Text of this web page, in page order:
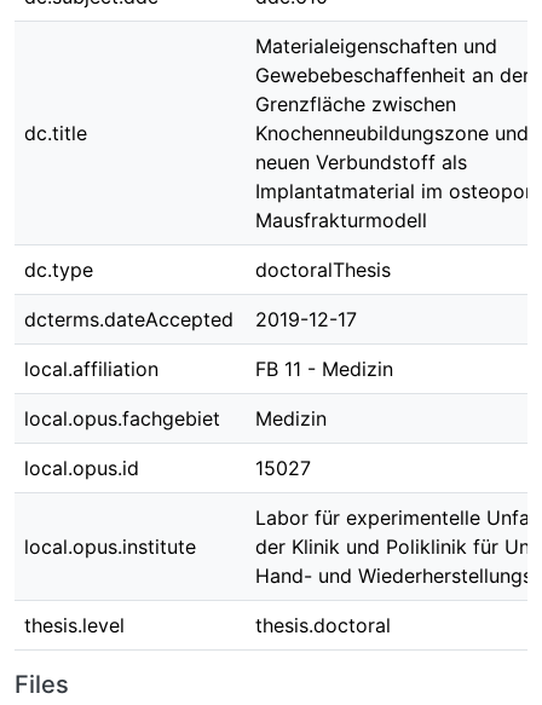
dc.title
Materialeigenschaften und
Gewebebeschaffenheit an der
Grenzfläche zwischen
Knochenneubildungszone und
neuen Verbundstoff als
Implantatmaterial im
Mausfrakturmodell
dc.type doctoralThesis
dcterms.dateAccepted 2019-12-17
local.affiliation FB 11 - Medizin
local.opus.fachgebiet Medizin
local.opus.id 15027
local.opus.institute
Labor für experimentelle
der Klinik und Poliklinik für
Hand- und
thesis.level thesis.doctoral
Files